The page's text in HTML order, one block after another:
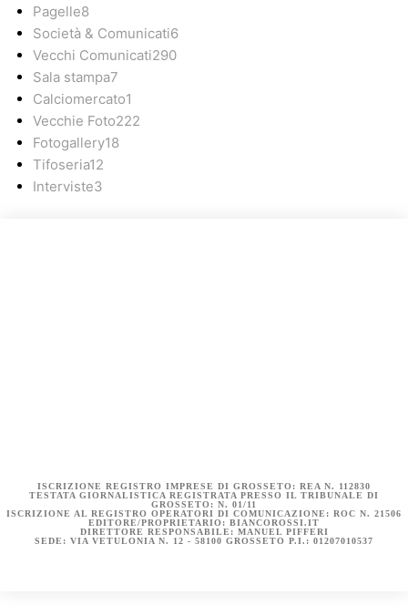
Pagelle8
Società & Comunicati6
Vecchi Comunicati290
Sala stampa7
Calciomercato1
Vecchie Foto222
Fotogallery18
Tifoseria12
Interviste3
ISCRIZIONE REGISTRO IMPRESE DI GROSSETO: REA N. 112830
TESTATA GIORNALISTICA REGISTRATA PRESSO IL TRIBUNALE DI
GROSSETO: N. 01/11
ISCRIZIONE AL REGISTRO OPERATORI DI COMUNICAZIONE: ROC N. 21506
EDITORE/PROPRIETARIO: BIANCOROSSI.IT
DIRETTORE RESPONSABILE: MANUEL PIFFERI
SEDE: VIA VETULONIA N. 12 - 58100 GROSSETO P.I.: 01207010537